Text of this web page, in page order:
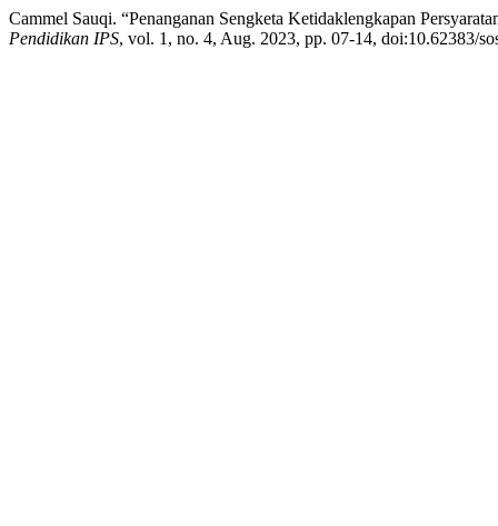
Cammel Sauqi. “Penanganan Sengketa Ketidaklengkapan
Pendidikan IPS, vol. 1, no. 4, Aug. 2023, pp. 07-14, doi:10.62383/